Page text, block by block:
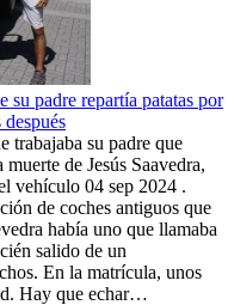
su padre repartía patatas por
trabajaba su padre que
de Jesús Saavedra,
vehículo 04 sep 2024 .
de coches antiguos que
había uno que llamaba
salido de un
En la matrícula, unos
Hay que echar…